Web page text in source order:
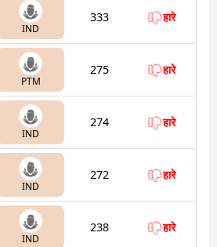
IND
333 हारे
PTM
275 हारे
IND
274 हारे
IND
272 हारे
IND
238 हारे